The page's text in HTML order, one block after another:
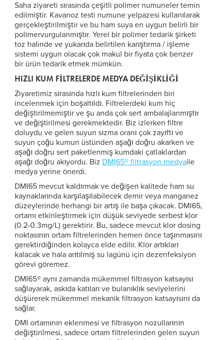
Saha ziyareti sırasında çeşitli polimer numuneler temin
edilmiştir. Kavanoz testi numune yelpazesi kullanılarak
gerçekleştirilmiştir ve bu ham suya en uygun belirli bir
polimervurgulanmıştır. Yerel bir polimer tedarik şirketi
toz halinde ve yukarıda belirtilen karıştırma / işleme
sistemi uygun olacak çok makul bir fiyata çok benzer
bir ürün tedarik etmek mümkün.
HIZLI KUM FİLTRELERDE MEDYA DEĞİŞİKLİĞİ
Ziyaretimiz sırasında hızlı kum filtrelerinden biri
incelenmek için boşaltıldı. Filtrelerdeki kum hiç
değiştirilmemiştir ve şu anda çok sert ambalajlanmıştır
ve değiştirilmesi gerekmektedir. Biz izlerken filtre
doluydu ve gelen suyun sızma oranı çok zayıftı ve
suyun çoğu kumun üstünden aşağı doğru akarken ve
aşağı doğru sert paketlenmiş kumdaki çatlaklardan
aşağı doğru akıyordu. Biz DMI65® filtrasyon medyaile
medya yerine önerdi.
DMI65 mevcut kaldırmak ve değişen kalitede ham su
kaynaklarında karşılaşılabilecek demir veya manganez
düzeylerinde herhangi bir artış ile başa çıkacak. DMI65,
ortamı etkinleştirmek için düşük seviyede serbest klor
(0.2-0.3mg/L) gerektirir. Bu, sadece mevcut klor dosing
noktasının ortam filtrelerinden hemen önce taşınmasını
gerektirdiğinden kolayca elde edilir. Klor artıkları
kalacak ve hala arıtılmış su lagünü için dezenfeksiyon
görevi göremez.
DMI65® aynı zamanda mükemmel filtrasyon katsayısı
sağlayarak, askıda katıları ve bulanıklık seviyelerini
düşürerek mükemmel mekanik filtrasyon katsayısını da
sağlar.
DMI ortamının eklenmesi ve filtrasyon nozullarının
değiştirilmesi, sadece ortam filtrelerinden gelen suyun